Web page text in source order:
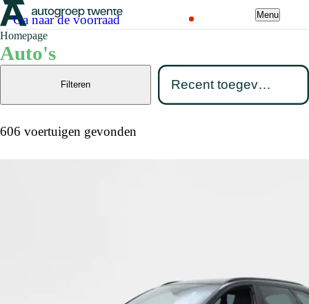
Menu
Homepage
Auto's
Ga naar de voorraad
606 voertuigen gevonden
Filteren